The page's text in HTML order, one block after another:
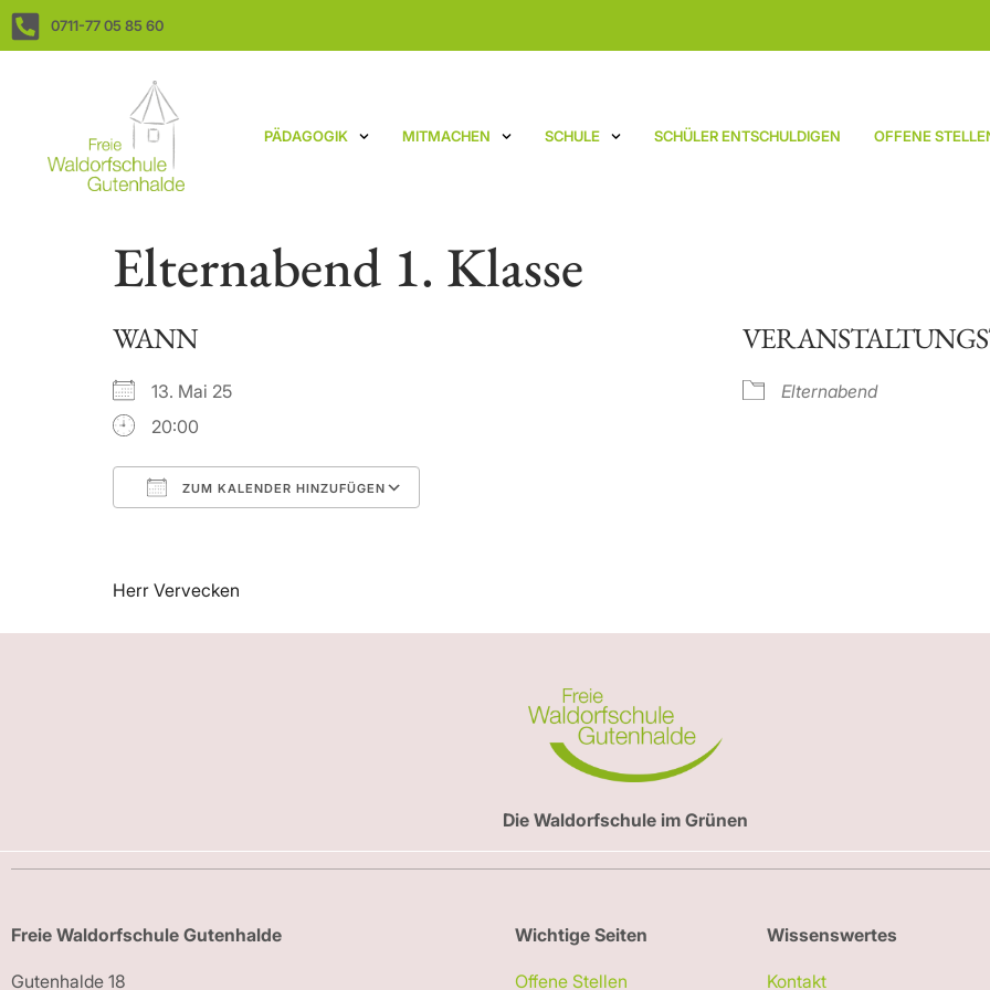
0711-77 05 85 60
PÄDAGOGIK MITMACHEN SCHULE SCHÜLER ENTSCHULDIGEN OFFENE
Elternabend 1. Klasse
WANN
13. Mai 25
20:00
ZUM KALENDER HINZUFÜGEN
Elternabend
Herr Vervecken
Die Waldorfschule im Grünen
Freie Waldorfschule Gutenhalde
Gutenhalde 18
Wichtige Seiten
Offene Stellen
Wissenswertes
Kontakt